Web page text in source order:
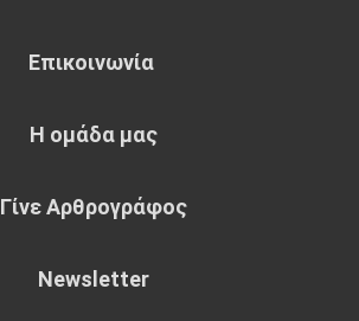
Επικοινωνία
Η ομάδα μας
Γίνε Αρθρογράφος
Newsletter